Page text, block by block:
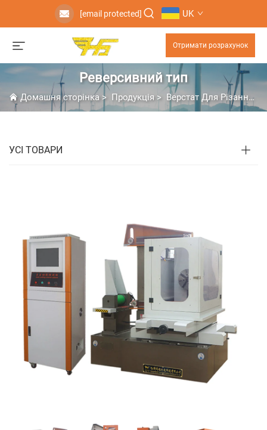
[email protected] UK
Отримати розрахунок
Реверсивний тип
Домашня сторінка> Продукція> Верстат Для Різання Дротом
УСІ ТОВАРИ